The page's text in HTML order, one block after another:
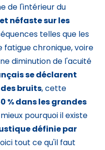
de l'intérieur du
néfaste sur les
telles que les
fatigue chronique, voire
diminution de l'acuité
se déclarent
bruits, cette
% dans les grandes
pourquoi il existe
définie par
tout ce qu'il faut